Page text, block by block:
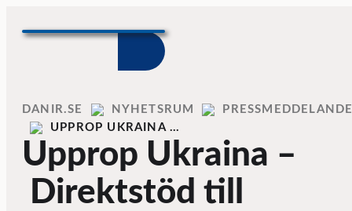
Home
DANIR NYHETSRUM
UPPROP UKRAINA …
Upprop Ukraina –
Direktstöd till